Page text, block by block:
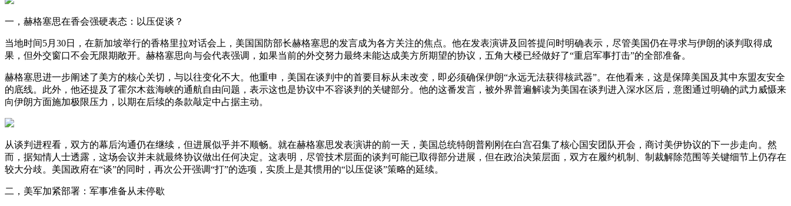
一，赫格塞思在香会强硬表态：以压促谈？
当地时间5月30日，在新加坡举行的香格里拉对话会上，美国国防部长赫格塞思的发言成为各方关注的焦点。他在发表演讲及回答提问时明确表示，尽管美国仍在寻求与伊朗的谈判取得成
果，但外交窗口不会无限期敞开。赫格塞思向与会代表强调，如果当前的外交努力最终未能达成美方所期望的协议，五角大楼已经做好了“重启军事打击”的全部准备。
赫格塞思进一步阐述了美方的核心关切，与以往变化不大。他重申，美国在谈判中的首要目标从未改变，即必须确保伊朗“永远无法获得核武器”。在他看来，这是保障美国及其中东盟友安全
的底线。此外，他还提及了霍尔木兹海峡的通航自由问题，表示这也是协议中不容谈判的关键部分。他的这番发言，被外界普遍解读为美国在谈判进入深水区后，意图通过明确的武力威慑来
向伊朗方面施加极限压力，以期在后续的条款敲定中占据主动。
从谈判进程看，双方的幕后沟通仍在继续，但进展似乎并不顺畅。就在赫格塞思发表演讲的前一天，美国总统特朗普刚刚在白宫召集了核心国安团队开会，商讨美伊协议的下一步走向。然
而，据知情人士透露，这场会议并未就最终协议做出任何决定。这表明，尽管技术层面的谈判可能已取得部分进展，但在政治决策层面，双方在履约机制、制裁解除范围等关键细节上仍存在
较大分歧。美国政府在“谈”的同时，再次公开强调“打”的选项，实质上是其惯用的“以压促谈”策略的延续。
二，美军加紧部署：军事准备从未停歇